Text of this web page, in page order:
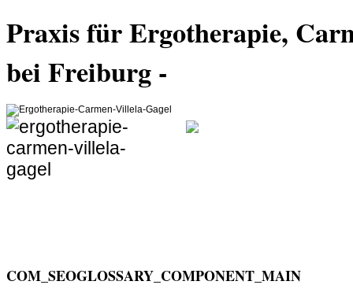
Praxis für Ergotherapie,
bei Freiburg -
COM_SEOGLOSSARY_COMPONENT_MAIN